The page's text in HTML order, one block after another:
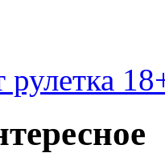
рулетка